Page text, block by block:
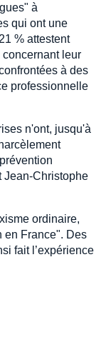
à
qui ont une
% attestent
concernant leur
à des
professionnelle
n'ont, jusqu'à
Jean-Christophe
ordinaire,
en France". Des
fait l’expérience